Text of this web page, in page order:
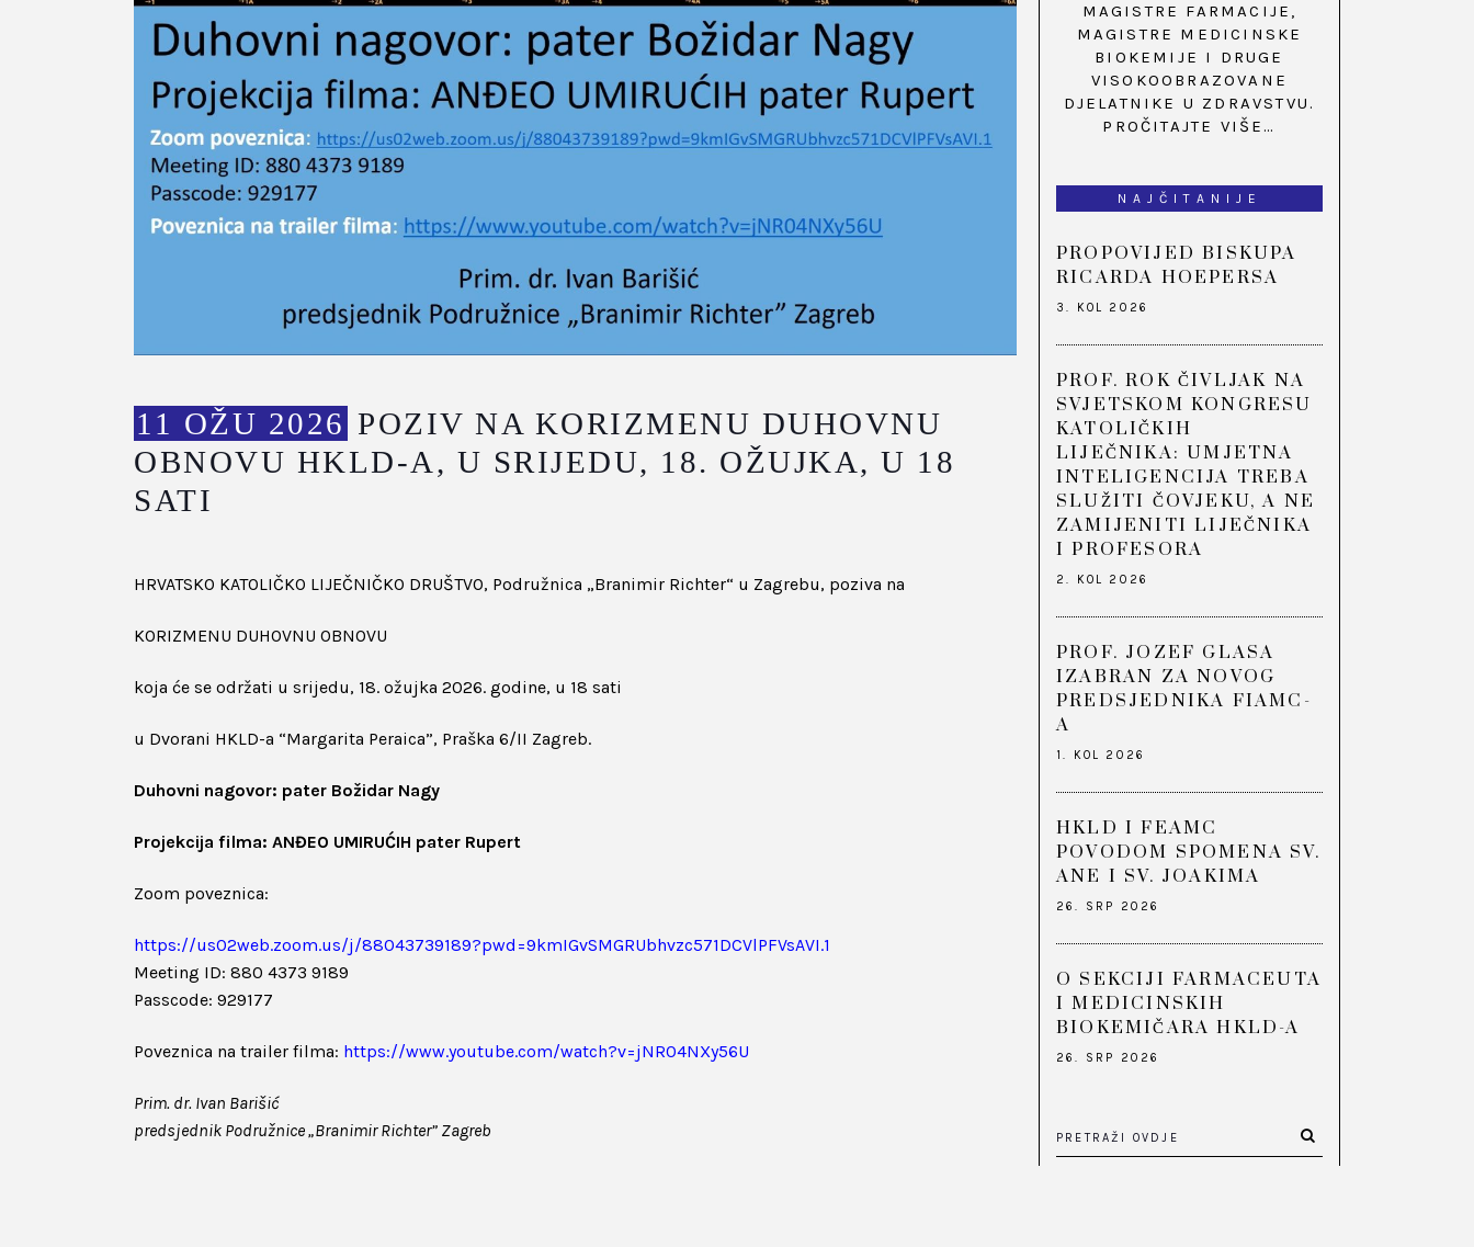
11 OŽU 2026 POZIV NA KORIZMENU DUHOVNU
OBNOVU HKLD-A, U SRIJEDU, 18. OŽUJKA, U 18
SATI
HRVATSKO KATOLIČKO LIJEČNIČKO DRUŠTVO, Podružnica „Branimir Richter“ u Zagrebu, poziva na
KORIZMENU DUHOVNU OBNOVU
koja će se održati u srijedu, 18. ožujka 2026. godine, u 18 sati
u Dvorani HKLD-a “Margarita Peraica”, Praška 6/II Zagreb.
Duhovni nagovor: pater Božidar Nagy
Projekcija filma: ANĐEO UMIRUĆIH pater Rupert
Zoom poveznica:
https://us02web.zoom.us/j/88043739189?pwd=9kmIGvSMGRUbhvzc571DCVlPFVsAVI.1
Meeting ID: 880 4373 9189
Passcode: 929177
Poveznica na trailer filma: https://www.youtube.com/watch?v=jNR04NXy56U
Prim. dr. Ivan Barišić
predsjednik Podružnice „Branimir Richter” Zagreb
MAGISTRE FARMACIJE,
MAGISTRE MEDICINSKE
BIOKEMIJE I DRUGE
VISOKOOBRAZOVANE
DJELATNIKE U ZDRAVSTVU.
PROČITAJTE VIŠE…
NAJČITANIJE
PROPOVIJED BISKUPA
RICARDA HOEPERSA
3. KOL 2026
PROF. ROK ČIVLJAK NA
SVJETSKOM KONGRESU
KATOLIČKIH
LIJEČNIKA: UMJETNA
INTELIGENCIJA TREBA
SLUŽITI ČOVJEKU, A NE
ZAMIJENITI LIJEČNIKA
I PROFESORA
2. KOL 2026
PROF. JOZEF GLASA
IZABRAN ZA NOVOG
PREDSJEDNIKA FIAMC-
A
1. KOL 2026
HKLD I FEAMC
POVODOM SPOMENA SV.
ANE I SV. JOAKIMA
26. SRP 2026
O SEKCIJI FARMACEUTA
I MEDICINSKIH
BIOKEMIČARA HKLD-A
26. SRP 2026